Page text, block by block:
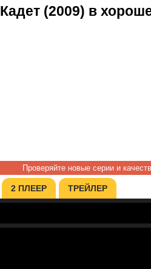
Кадет (2009) в
Проверяйте новые серии и
2 ПЛЕЕР ТРЕЙЛЕР